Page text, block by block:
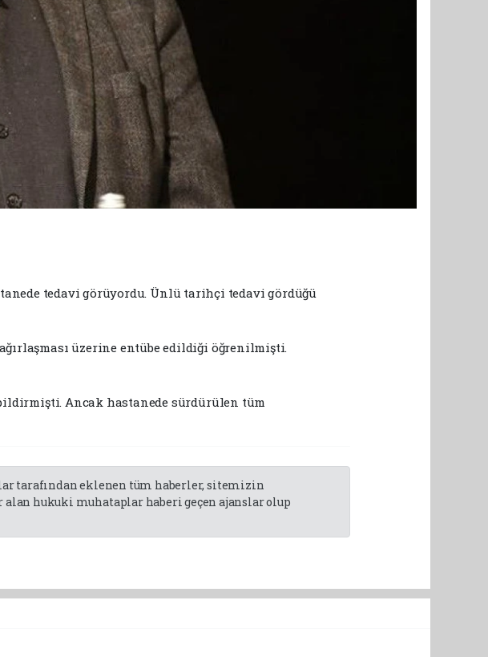
tedavi görüyordu. Ünlü tarihçi tedavi gördüğü
üzerine entübe edildiği öğrenilmişti.
Ancak hastanede sürdürülen tüm
tarafından eklenen tüm haberler, sitemizin
hukuki muhataplar haberi geçen ajanslar olup